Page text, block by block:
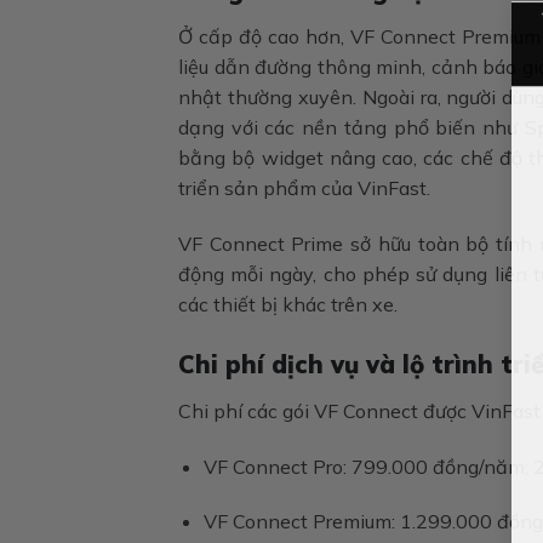
Ở cấp độ cao hơn, VF Connect
liệu dẫn đường thông minh, cảnh báo
nhật thường xuyên. Ngoài ra, người
dạng với các nền tảng phổ biến như
bằng bộ widget nâng cao, các chế độ
triển sản phẩm của VinFast.
VF Connect Prime sở hữu toàn bộ tính
động mỗi ngày, cho phép sử dụng liên
các thiết bị khác trên xe.
Chi phí dịch vụ và lộ trình
Chi phí các gói VF Connect được VinFast
VF Connect Pro: 799.000 đồng/
VF Connect Premium: 1.299.000